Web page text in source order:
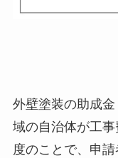
外壁塗装の助成
域の自治体が工
度のことで、申